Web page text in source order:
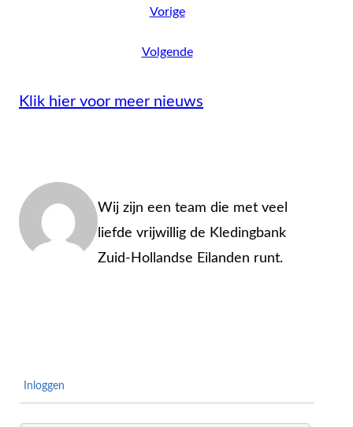
Vorige
Volgende
Klik hier voor meer nieuws
Wij zijn een team die met veel
liefde vrijwillig de Kledingbank
Zuid-Hollandse Eilanden runt.
Inloggen